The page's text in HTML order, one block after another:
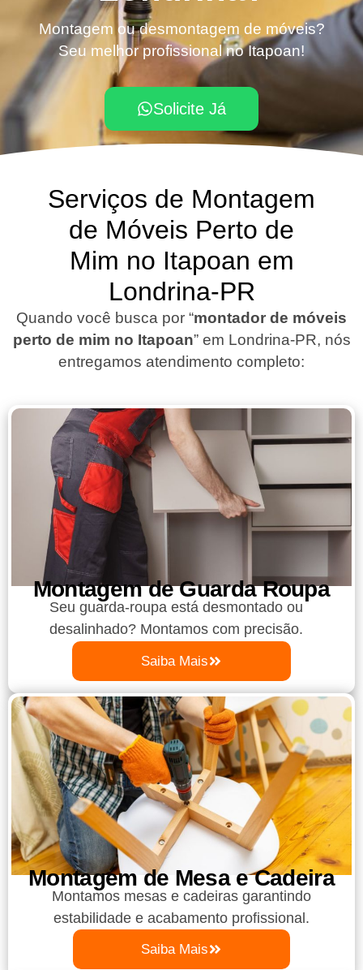
Montagem ou desmontagem de móveis?
Seu melhor profissional no Itapoan!
Solicite Já
Serviços de Montagem
de Móveis Perto de
Mim no Itapoan em
Londrina-PR
Quando você busca por “montador de móveis
perto de mim no Itapoan” em Londrina-PR, nós
entregamos atendimento completo:
Montagem de Guarda Roupa​
Seu guarda-roupa está desmontado ou
desalinhado? Montamos com precisão.
Saiba Mais
Montagem de Mesa e Cadeira
Montamos mesas e cadeiras garantindo
estabilidade e acabamento profissional.
Saiba Mais